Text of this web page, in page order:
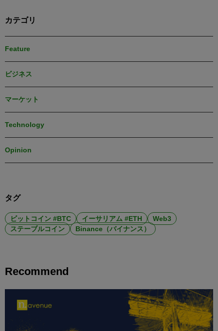
カテゴリ
Feature
ビジネス
マーケット
Technology
Opinion
タグ
ビットコイン #BTC イーサリアム #ETH
Web3
ステーブルコイン
Binance（バイナンス）
Recommend